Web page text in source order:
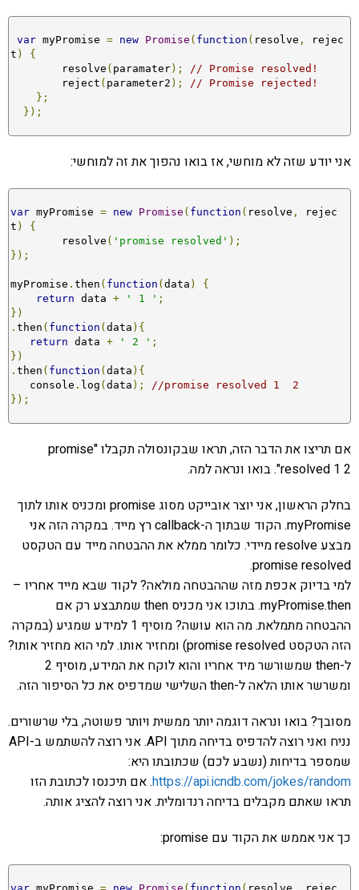
var myPromise = new Promise ( function ( resolve ,
rejec
t )
{
        resolve
( paramater);
// Promise resolved!
        reject
( parameter2 );
// Promise rejected!
};
});
אני יודע שזה לא מוחשי, אז בואו נהפוך את זה למוחשי:
var myPromise = new Promise ( function ( resolve ,
rejec
t )
{
        resolve
( 'promise resolved' );
});
myPromise . then ( function (data )
{
return data + ' 1 ' ;
})
. then ( function (data ){
return data + ' 2 ' ;
})
. then ( function (data ){
   console
. log (data );
//promise resolved 1  2
});
אם תריצו את הדבר הזה, תראו שבקונסולה תקבלו "promise
resolved 1 2". בואו ונראה למה.
בחלק הראשון, אני יוצר אובייקט מסוג promise ומכניס אותו לתוך
myPromise. הקוד שבתוך ה-callback רץ מייד. במקרה הזה אני
מבצע resolve מיידי. כלומר ממלא את ההבטחה מייד עם הטקסט
promise resolved.
למי בדיוק אכפת מזה שההבטחה מולאה? לקוד שבא מייד אחריו –
myPromise.then. בתוכו אני מכניס then שמתבצע רק אם
ההבטחה מתמלאת. מה הוא עושה? מוסיף 1 למידע שמגיע (במקרה
הזה הטקסט promise resolved) ומחזיר אותו. למי הוא מחזיר אותו?
ל-then שמשורשר מיד אחריו והוא לוקח את המידע, מוסיף 2
ומשרשר אותו הלאה ל-then השלישי שמדפיס את כל הסיפור הזה.
מסובך? בואו ונראה דוגמה יותר ממשית ויותר פשוטה, בלי שרשורים.
נניח ואני רוצה להדפיס בדיחה מתוך API. אני רוצה להשתמש ב-API
שמספר בדיחות (נשבע לכם) שכתובתו היא:
https://api.icndb.com/jokes/random. אם תיכנסו לכתובת הזו
תראו שאתם מקבלים בדיחה רנדומלית. אני רוצה להציג אותה.
כך אני אממש את הקוד עם promise: